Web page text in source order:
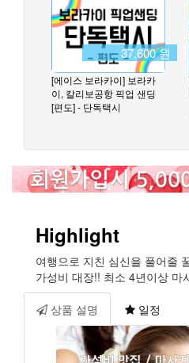
37,600 원
[에이스 보라카이] 보라카
이, 칼리보공항 픽업 샌딩
[편도] - 단독택시
Highlight
여행으로 지친 심신을 풀어줄
가성비 대장!! 최소 4년이상 마
상품 설명 일정